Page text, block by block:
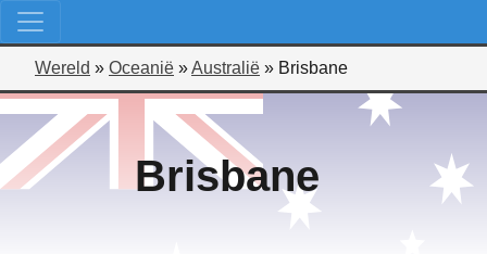
Wereld » Oceanië »Australië » Brisbane
Brisbane